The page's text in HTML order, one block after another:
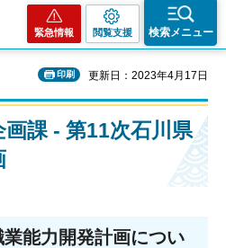
緊急情報 閲覧支援 検索メニュー
印刷 更新日：2023年4月17日
課 - 第11次石川県
能力開発計画につい